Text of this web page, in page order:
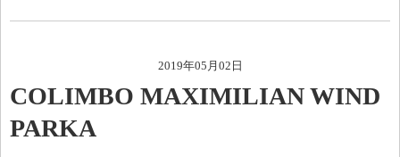
2019年05月02日
COLIMBO MAXIMILIAN WIND
PARKA